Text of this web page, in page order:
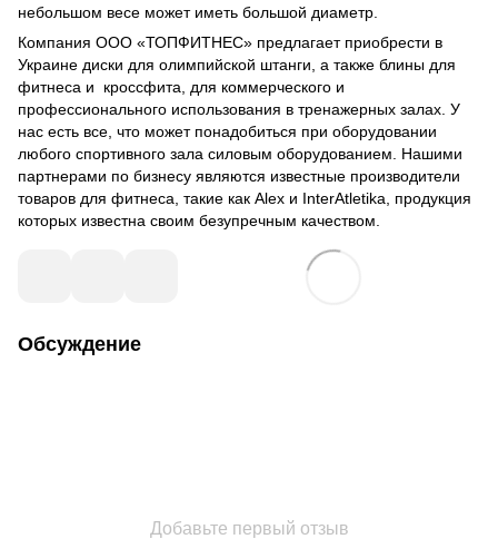
небольшом весе может иметь большой диаметр.
Компания ООО «ТОПФИТНЕС» предлагает приобрести в
Украине диски для олимпийской штанги, а также блины для
фитнеса и кроссфита, для коммерческого и
профессионального использования в тренажерных залах. У
нас есть все, что может понадобиться при оборудовании
любого спортивного зала силовым оборудованием. Нашими
партнерами по бизнесу являются известные производители
товаров для фитнеса, такие как Alex и InterAtletika, продукция
которых известна своим безупречным качеством.
Обсуждение
Добавьте первый отзыв